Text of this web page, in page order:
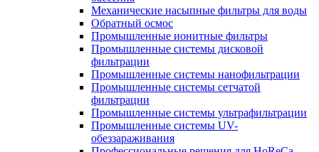
Механические насыпные фильтры для воды
Обратный осмос
Промышленные ионитные фильтры
Промышленные системы дисковой
фильтрации
Промышленные системы нанофильтрации
Промышленные системы сетчатой
фильтрации
Промышленные системы ультрафильтрации
Промышленные системы UV-
обеззараживания